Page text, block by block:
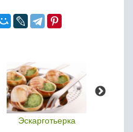
Эскарготьерка